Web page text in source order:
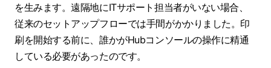
を生みます。遠隔地にITサポート担当者がいない場合、
従来のセットアップフローでは手間がかかりました。印
刷を開始する前に、誰かがHubコンソールの操作に精通
している必要があったのです。